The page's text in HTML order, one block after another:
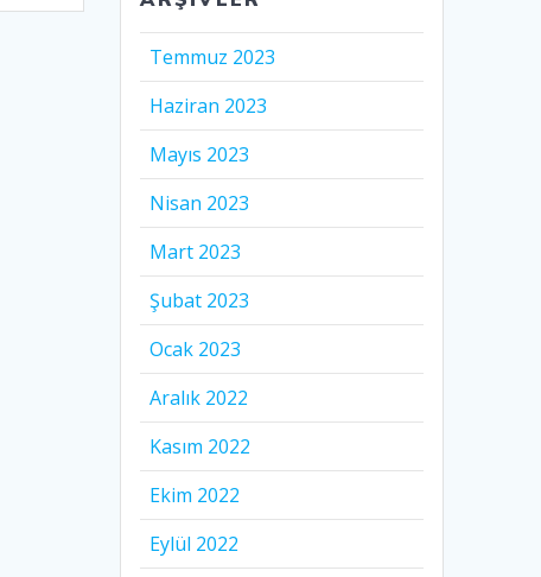
Temmuz 2023
Haziran 2023
Mayıs 2023
Nisan 2023
Mart 2023
Şubat 2023
Ocak 2023
Aralık 2022
Kasım 2022
Ekim 2022
Eylül 2022